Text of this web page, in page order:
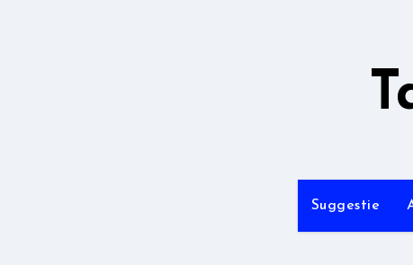
Suggestie